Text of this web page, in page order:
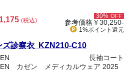
(税込)
30% OFF
参考価格￥30,250-
1%ポイント 還元
ズ診察衣 KZN210-C10
長袖コート
カゼン メディカルウェア 2025